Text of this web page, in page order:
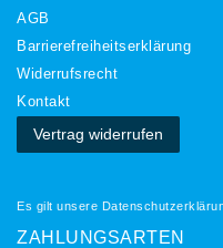
AGB
Barrierefreiheitserklärung
Widerrufs­recht
Kontakt
Vertrag widerrufen
Es gilt unsere
ZAHLUNGSARTEN